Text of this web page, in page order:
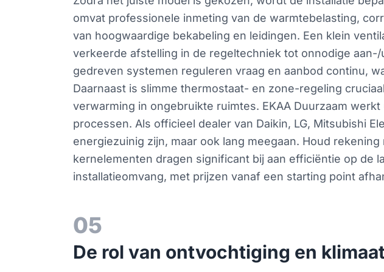
omvat professionele inmeting van de warmtebelasting,
van hoogwaardige bekabeling en leidingen. Een klein
verkeerde afstelling in de regeltechniek tot onnodige
gedreven systemen reguleren vraag en aanbod continu,
Daarnaast is slimme thermostaat- en zone-regeling
verwarming in ongebruikte ruimtes. EKAA Duurzaam
processen. Als officieel dealer van Daikin, LG, Mitsubishi
energiezuinig zijn, maar ook lang meegaan. Houd
kernelementen dragen significant bij aan efficiëntie op de
installatieomvang, met prijzen vanaf een starting point
05
De rol van ontvochtiging en